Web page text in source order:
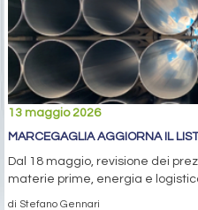
13 maggio 2026
MARCEGAGLIA AGGIORNA IL
Dal 18 maggio, revisione dei
materie prime, energia e
di Stefano Gennari